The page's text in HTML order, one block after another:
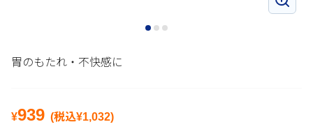
胃のもたれ・不快感に
¥939 (税込¥1,032)